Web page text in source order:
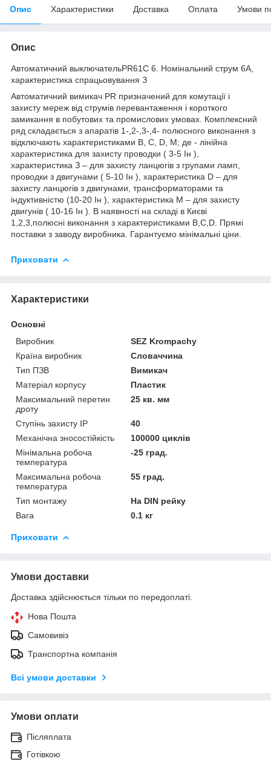
Опис Характеристики Доставка Оплата Умови
Опис
Автоматичний выключательPR61С 6. Номінальний струм 6А,
характеристика спрацьовування З
Автоматичний вимикач PR призначений для комутації і
захисту мереж від струмів перевантаження і короткого
замикання в побутових та промислових умовах. Комплексний
ряд складається з апаратів 1-,2-,3-,4- полюсного виконання з
відключають характеристиками В, С, D, М; де - лінійна
характеристика для захисту проводки ( 3-5 Ін ),
характеристика З – для захисту ланцюгів з групами ламп,
проводки з двигунами ( 5-10 Ін ), характеристика D – для
захисту ланцюгів з двигунами, трансформаторами та
індуктивністю (10-20 Ін ), характеристика М – для захисту
двигунів ( 10-16 Ін ). В наявності на складі в Києві
1,2,3,полюсні виконання з характеристиками B,C,D. Прямі
поставки з заводу виробника. Гарантуємо мінімальні ціни.
Приховати
Характеристики
Основні
Виробник
SEZ Krompachy
Країна виробник
Словаччина
Тип ПЗВ
Вимикач
Матеріал корпусу
Пластик
Максимальний перетин
дроту
25 кв. мм
Ступінь захисту IP
40
Механічна зносостійкість
100000 циклів
Мінімальна робоча
температура
-25 град.
Максимальна робоча
температура
55 град.
Тип монтажу
На DIN рейку
Вага
0.1 кг
Приховати
Умови доставки
Доставка здійснюється тільки по передоплаті.
Нова Пошта
Самовивіз
Транспортна компанія
Всі умови доставки
Умови оплати
Післяплата
Готівкою